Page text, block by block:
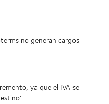
no generan cargos
ya que el IVA se